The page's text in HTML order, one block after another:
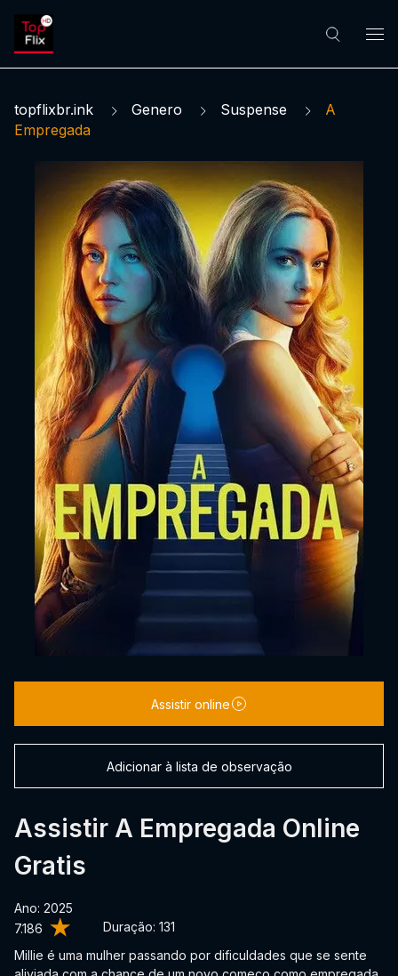
topflixbr.ink Genero Suspense
A
Empregada
7.186 Duração: 131
Assistir A Empregada Online
Gratis
Ano: 2025
Millie é uma mulher passando por dificuldades que se sente
Assistir online
Adicionar à lista de observação